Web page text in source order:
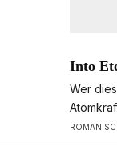
Into
Wer
ROMAN